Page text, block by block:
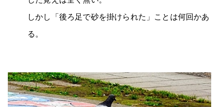
しかし「後ろ足で砂を掛けられた」ことは何回かあ
る。